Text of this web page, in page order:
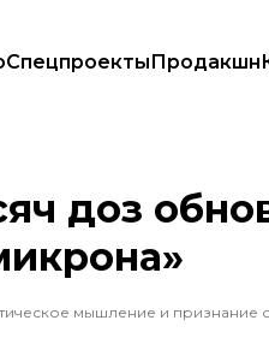
СпецпроектыПродакшн
доз